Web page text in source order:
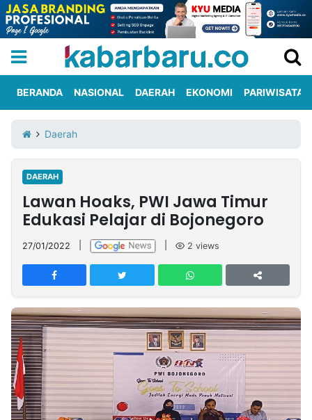
Iklan
Berita
Kami
Nasional
International
Olahraga
Entertainment
Daerah
Pariwisata
Kuliner
Kolom
Network
PT
TREETAN
MULTIMEDIA
INDONESIA
Partner
Insight
Suara
Lens
Daily
Jalan
Idealita
Kita
Dinamikapost.com
Radar
Seedbacklink
BERANDA NASIONAL DAERAH EKONOMI PARIWISATA
Daerah
DAERAH
Lawan Hoaks, PWI Jawa Timur
Edukasi Pelajar di Bojonegoro
27/01/2022 2 views